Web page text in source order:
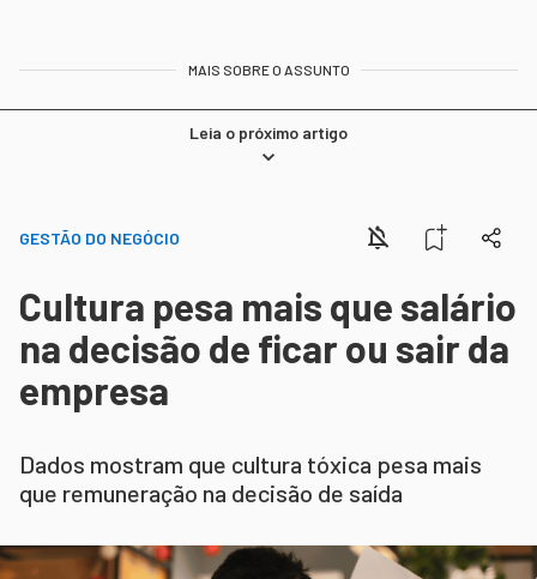
MAIS SOBRE O ASSUNTO
Leia o próximo artigo
GESTÃO DO NEGÓCIO
Cultura pesa mais que salário
na decisão de ficar ou sair da
empresa
Dados mostram que cultura tóxica pesa mais
que remuneração na decisão de saída